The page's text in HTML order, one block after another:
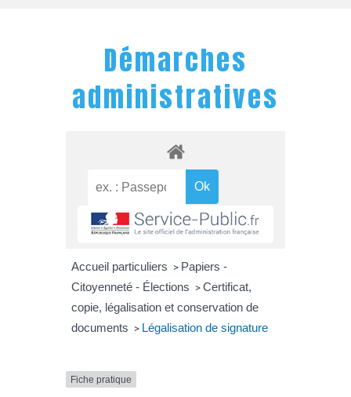
Démarches
administratives
Accueil particuliers > Papiers -
Citoyenneté - Élections > Certificat,
copie, légalisation et conservation de
documents > Légalisation de signature
Fiche pratique